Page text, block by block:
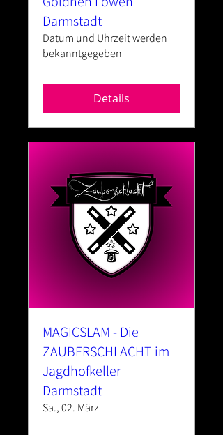
Darmstadt
Datum und Uhrzeit werden
bekanntgegeben
Details
MAGICSLAM - Die
ZAUBERSCHLACHT im
Jagdhofkeller
Darmstadt
Sa., 02. März